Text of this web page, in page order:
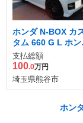
ホンダ N-BOX カ
タム 660 G L ホン
センシング
支払総額
100.0万円
埼玉県熊谷市
ホン